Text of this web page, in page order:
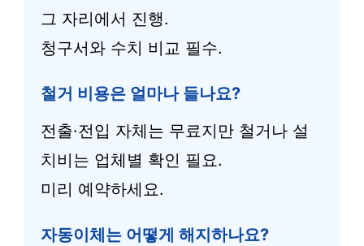
그 자리에서 진행.
청구서와 수치 비교 필수.
철거 비용은 얼마나 들나요?
전출·전입 자체는 무료지만 철거나 설
치비는 업체별 확인 필요.
미리 예약하세요.
자동이체는 어떻게 해지하나요?